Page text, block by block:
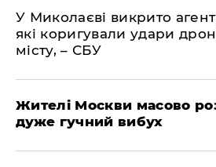
У Миколаєві викрито
які коригували удари
місту, – СБУ
Жителі Москви масово
дуже гучний вибух